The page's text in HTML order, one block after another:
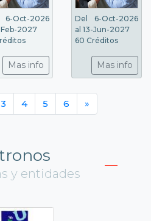
6-Oct-2026
Feb-2027
Mas info
Del 6-Oct-2026
al 13-Jun-2027
60 Créditos
Mas info
3 4 5 6 »
y entidades